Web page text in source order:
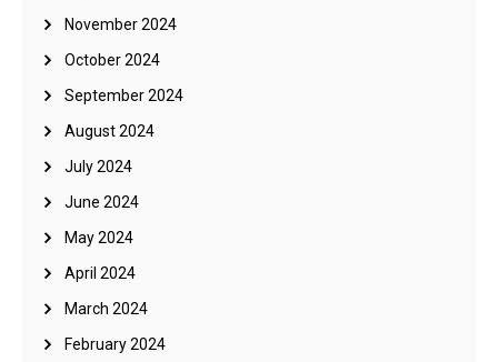
November 2024
October 2024
September 2024
August 2024
July 2024
June 2024
May 2024
April 2024
March 2024
February 2024